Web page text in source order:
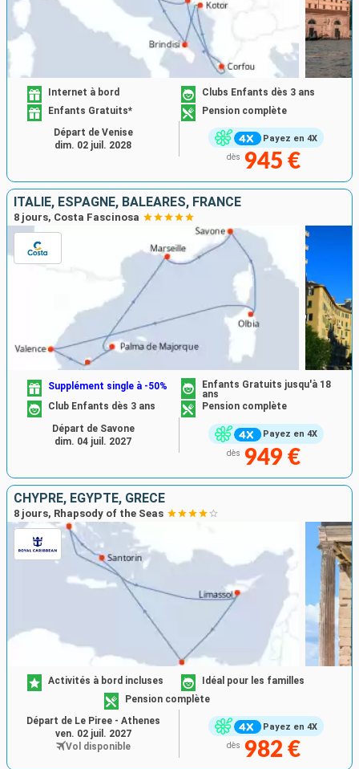
Payez en 4X
Internet à bord
Clubs Enfants dès 3 ans
Enfants Gratuits*
Pension complète
dès 945 €
Départ de Venise
dim. 02 juil. 2028
ITALIE, ESPAGNE, BALÉARES, FRANCE
8 jours, Costa Fascinosa
Payez en 4X
Supplément single à -50%
Enfants Gratuits jusqu'à 18
ans
Club Enfants dès 3 ans
Pension complète
dès 949 €
Départ de Savone
dim. 04 juil. 2027
CHYPRE, EGYPTE, GRÈCE
8 jours, Rhapsody of the Seas
Payez en 4X
Activités à bord incluses
Idéal pour les familles
Pension complète
dès 982 €
Départ de Le Piree - Athenes
ven. 02 juil. 2027
Vol disponible